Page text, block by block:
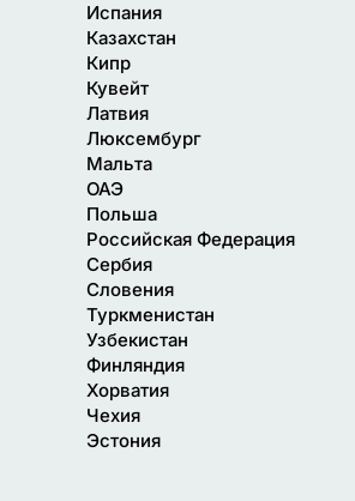
Испания
Казахстан
Кипр
Кувейт
Латвия
Люксембург
Мальта
ОАЭ
Польша
Российская Федерация
Сербия
Словения
Туркменистан
Узбекистан
Финляндия
Хорватия
Чехия
Эстония